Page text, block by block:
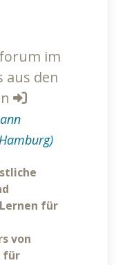
im
aus den
für
von
für